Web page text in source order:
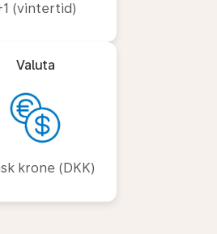
(vintertid)
Valuta
krone (DKK)